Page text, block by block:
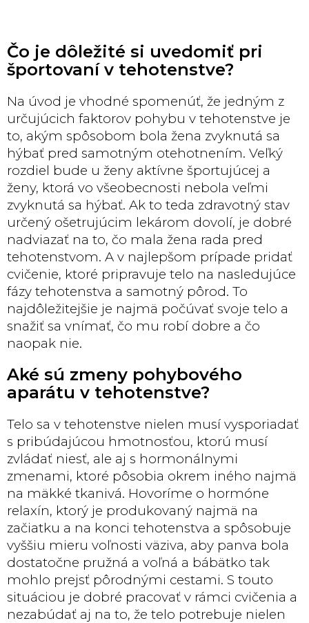
Čo je dôležité si uvedomiť pri
športovaní v tehotenstve?
Na úvod je vhodné spomenúť, že jedným z
určujúcich faktorov pohybu v tehotenstve je
to, akým spôsobom bola žena zvyknutá sa
hýbať pred samotným otehotnením. Veľký
rozdiel bude u ženy aktívne športujúcej a
ženy, ktorá vo všeobecnosti nebola veľmi
zvyknutá sa hýbať. Ak to teda zdravotný stav
určený ošetrujúcim lekárom dovolí, je dobré
nadviazať na to, čo mala žena rada pred
tehotenstvom. A v najlepšom prípade pridať
cvičenie, ktoré pripravuje telo na nasledujúce
fázy tehotenstva a samotný pôrod. To
najdôležitejšie je najmä počúvať svoje telo a
snažiť sa vnímať, čo mu robí dobre a čo
naopak nie.
Aké sú zmeny pohybového
aparátu v tehotenstve?
Telo sa v tehotenstve nielen musí vysporiadať
s pribúdajúcou hmotnosťou, ktorú musí
zvládať niesť, ale aj s hormonálnymi
zmenami, ktoré pôsobia okrem iného najmä
na mäkké tkanivá. Hovoríme o hormóne
relaxín, ktorý je produkovaný najmä na
začiatku a na konci tehotenstva a spôsobuje
vyššiu mieru voľnosti väziva, aby panva bola
dostatočne pružná a voľná a bábätko tak
mohlo prejsť pôrodnými cestami. S touto
situáciou je dobré pracovať v rámci cvičenia a
nezabúdať aj na to, že telo potrebuje nielen